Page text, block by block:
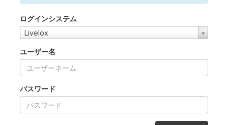
ログインシステム
Livelox
ユーザー名
パスワード